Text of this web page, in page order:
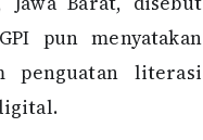
pun menyatakan
penguatan literasi